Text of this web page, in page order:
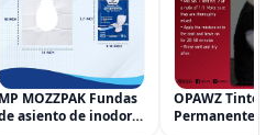
MP MOZZPAK Fundas
asiento de inodoro
OPAWZ Tinte
Permanente